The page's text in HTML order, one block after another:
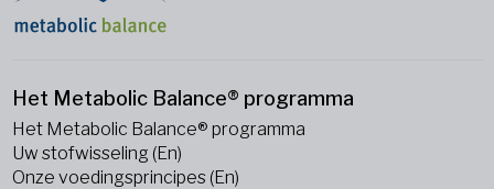
Het Metabolic Balance® programma
Het Metabolic Balance® programma
Uw stofwisseling (En)
Onze voedingsprincipes (En)